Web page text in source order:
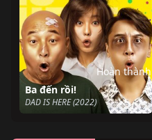
Ba đến rồi!
DAD IS HERE (2022)
Hoàn thành